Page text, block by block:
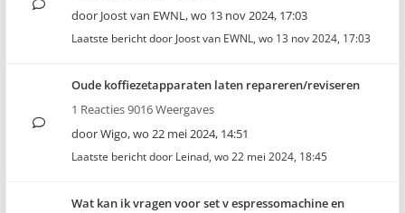
door Joost van EWNL,wo 13 nov 2024, 17:03
Laatste bericht door Joost van EWNL, wo 13 nov 2024, 17:03
Oude koffiezetapparaten laten repareren/reviseren
1 Reacties 9016 Weergaves
doorWigo,wo 22 mei 2024, 14:51
Laatste bericht door Leinad, wo 22 mei 2024, 18:45
Wat kan ik vragen voor set v espressomachine en